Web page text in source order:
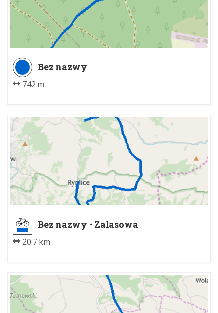
Bez nazwy
742 m
Bez nazwy - Zalasowa
20.7 km